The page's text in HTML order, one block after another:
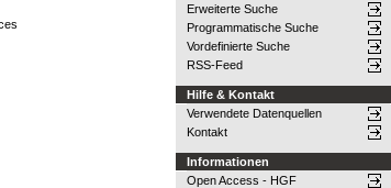
Erweiterte Suche
Programmatische Suche
Vordefinierte Suche
RSS-Feed
Hilfe & Kontakt
Verwendete Datenquellen
Kontakt
Informationen
Open Access - HGF